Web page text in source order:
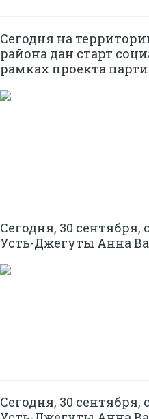
Сегодня на
района дан старт
рамках проекта
Сегодня, 30
Усть-Джегуты Анна
Сегодня, 30